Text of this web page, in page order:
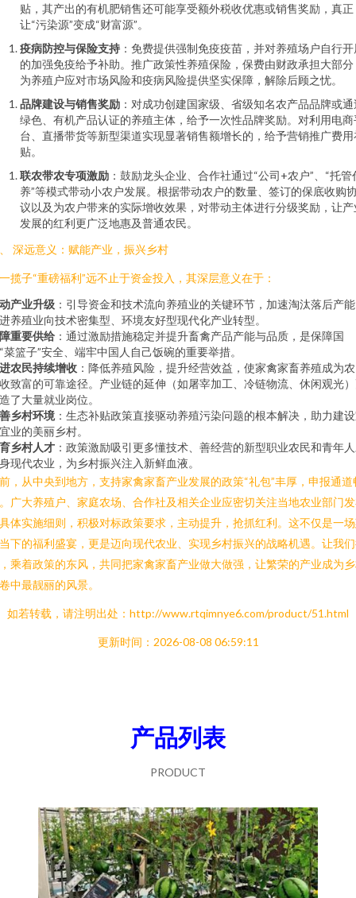
贴，其产出的有机肥销售还可能享受额外税收优惠或销售奖励，真正
让“污染源”变成“财富源”。
疫病防控与保险支持 ：免费提供强制免疫疫苗，并对养殖场户自行
的加强免疫给予补助。推广政策性养殖保险，保费由财政承担大部分
为养殖户应对市场风险和疫病风险提供坚实保障，解除后顾之忧。
品牌建设与销售奖励 ：对成功创建国家级、省级知名农产品品牌或
绿色、有机产品认证的养殖主体，给予一次性品牌奖励。对利用电商
台、直播带货等新型渠道实现显著销售额增长的，给予营销推广费用
贴。
联农带农专项激励 ：鼓励龙头企业、合作社通过“公司+农户”、“托管
养”等模式带动小农户发展。根据带动农户的数量、签订的保底收购
议以及为农户带来的实际增收效果，对带动主体进行分级奖励，让产
发展的红利更广泛地惠及普通农民。
深远意义：赋能产业，振兴乡村
揽子“重磅福利”远不止于资金投入，其深层意义在于：
产业升级 ：引导资金和技术流向养殖业的关键环节，加速淘汰落后产
养殖业向技术密集型、环境友好型现代化产业转型。
重要供给 ：通过激励措施稳定并提升畜禽产品产能与品质，是保障国
菜篮子”安全、端牢中国人自己饭碗的重要举措。
农民持续增收 ：降低养殖风险，提升经营效益，使家禽家畜养殖成为
致富的可靠途径。产业链的延伸（如屠宰加工、冷链物流、休闲观光
了大量就业岗位。
乡村环境 ：生态补贴政策直接驱动养殖污染问题的根本解决，助力建
业的美丽乡村。
乡村人才 ：政策激励吸引更多懂技术、善经营的新型职业农民和青年
现代农业，为乡村振兴注入新鲜血液。
，从中央到地方，支持家禽家畜产业发展的政策“礼包”丰厚，申报通道
广大养殖户、家庭农场、合作社及相关企业应密切关注当地农业部门
体实施细则，积极对标政策要求，主动提升，抢抓红利。这不仅是一
下的福利盛宴，更是迈向现代农业、实现乡村振兴的战略机遇。让我
乘着政策的东风，共同把家禽家畜产业做大做强，让繁荣的产业成为
中最靓丽的风景。
如若转载，请注明出处：http://www.rtqimnye6.com/product/51.html
更新时间：2026-08-08 06:59:11
产品列表
PRODUCT